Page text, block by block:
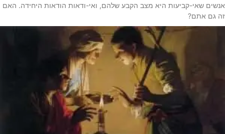
אנשים שאי-קביעות היא מצב הקבע שלהם, ואי-ודאות הודאות היחידה. האם
זה גם אתם?